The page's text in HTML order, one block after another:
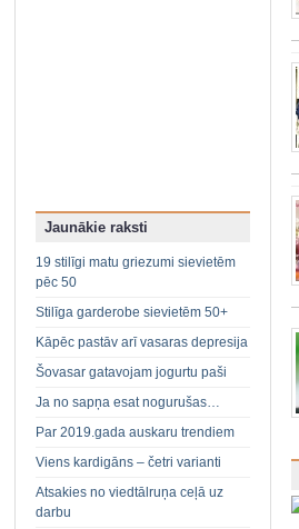
Jaunākie raksti
19 stilīgi matu griezumi sievietēm
pēc 50
Stilīga garderobe sievietēm 50+
Kāpēc pastāv arī vasaras depresija
Šovasar gatavojam jogurtu paši
Ja no sapņa esat nogurušas…
Par 2019.gada auskaru trendiem
Viens kardigāns – četri varianti
Atsakies no viedtālruņa ceļā uz
darbu